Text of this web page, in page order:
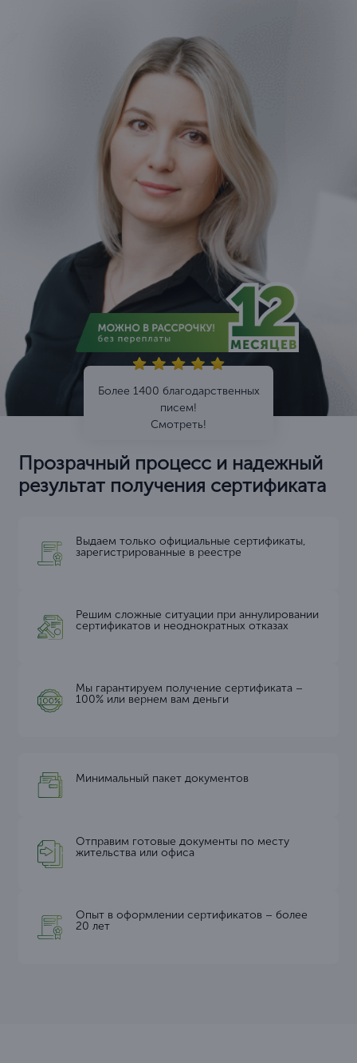
Более 1400 благодарственных
писем!
Смотреть!
Прозрачный процесс и надежный
результат получения сертификата
Выдаем только официальные сертификаты,
зарегистрированные в реестре
Решим сложные ситуации при аннулировании
сертификатов и неоднократных отказах
Мы гарантируем получение сертификата –
100% или вернем вам деньги
Минимальный пакет документов
Отправим готовые документы по месту
жительства или офиса
Опыт в оформлении сертификатов – более
20 лет